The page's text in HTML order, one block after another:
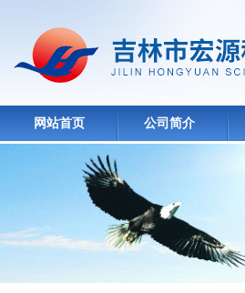
网站首页 公司简介